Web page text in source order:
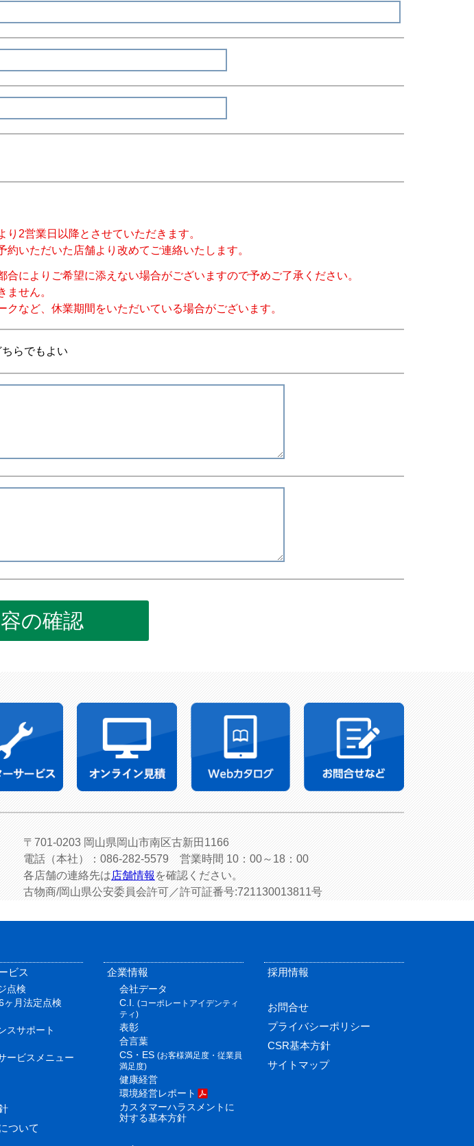
2営業日以降とさせていただきます。
いただいた店舗より改めてご連絡いたします。
によりご希望に添えない場合がございますので予めご了承ください。
せん。
など、休業期間をいただいている場合がございます。
ちらでもよい
の確認
〒701-0203 岡山県岡山市南区古新田1166
電話（本社）：086-282-5579 営業時間 10：00～18：00
各店舗の連絡先は店舗情報を確認ください。
古物商/岡山県公安委員会許可／許可証番号:721130013811号
ビス
点検
ヶ月法定点検
スサポート
ービスメニュー
ついて
企業情報
会社データ
C.I. (コーポレートアイデンティ
ティ)
表彰
合言葉
CS・ES (お客様満足度・従業員
満足度)
健康経営
環境経営レポート
カスタマーハラスメントに
対する基本方針
採用情報
お問合せ
プライバシーポリシー
CSR基本方針
サイトマップ